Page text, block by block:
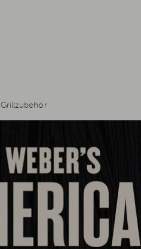
Grillzubehör